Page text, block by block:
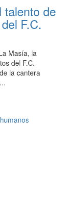
talento de
F.C.
Masía, la
del F.C.
la cantera